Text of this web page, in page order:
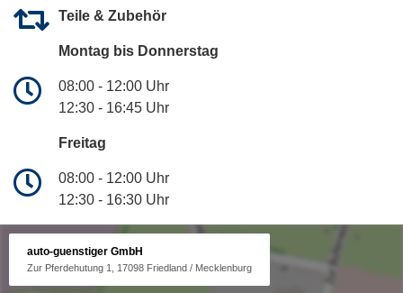
Teile & Zubehör
Montag bis Donnerstag
08:00 - 12:00 Uhr
12:30 - 16:45 Uhr
Freitag
08:00 - 12:00 Uhr
12:30 - 16:30 Uhr
auto-guenstiger GmbH
Zur Pferdehutung 1, 17098 Friedland / Mecklenburg